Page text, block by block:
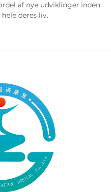
af nye udviklinger inden
deres liv.